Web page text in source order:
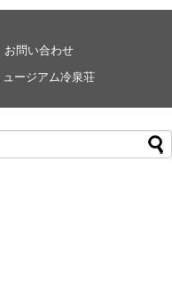
お問い合わせ
ージアム冷泉荘